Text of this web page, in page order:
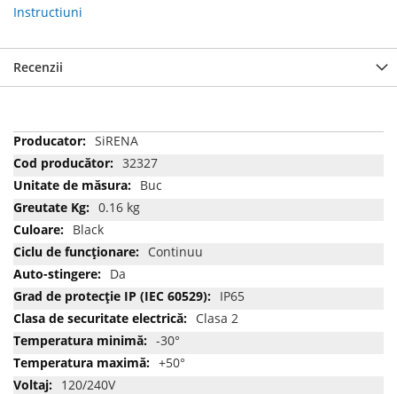
Instructiuni
Recenzii
Mai
multe
informatii
SiRENA
32327
Buc
0.16 kg
Black
Continuu
Da
IP65
Clasa 2
-30°
+50°
120/240V